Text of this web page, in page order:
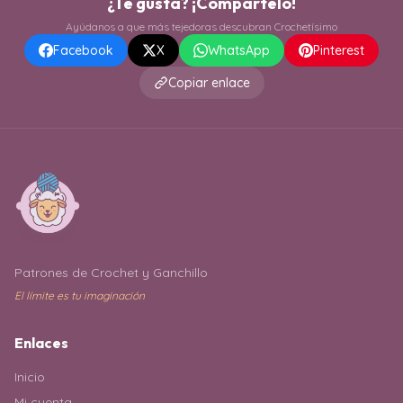
Ayúdanos a que más tejedoras descubran Crochetísimo
Facebook X WhatsApp
Pinterest
Copiar enlace
Patrones de Crochet y Ganchillo
El límite es tu imaginación
Enlaces
Inicio